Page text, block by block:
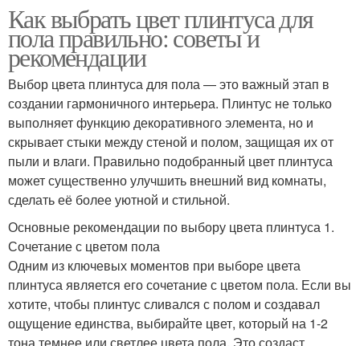
Как выбрать цвет плинтуса для
пола правильно: советы и
рекомендации
Выбор цвета плинтуса для пола — это важный этап в
создании гармоничного интерьера. Плинтус не только
выполняет функцию декоративного элемента, но и
скрывает стыки между стеной и полом, защищая их от
пыли и влаги. Правильно подобранный цвет плинтуса
может существенно улучшить внешний вид комнаты,
сделать её более уютной и стильной.
Основные рекомендации по выбору цвета плинтуса 1.
Сочетание с цветом пола
Одним из ключевых моментов при выборе цвета
плинтуса является его сочетание с цветом пола. Если вы
хотите, чтобы плинтус сливался с полом и создавал
ощущение единства, выбирайте цвет, который на 1-2